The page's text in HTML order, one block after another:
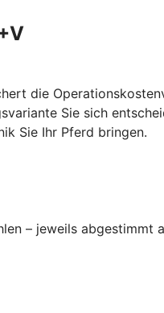
die
Sie sich
Sie Ihr Pferd bringen.
– jeweils abgestimmt